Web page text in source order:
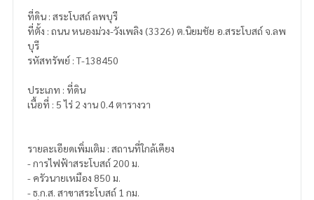
ที่ดิน : สระโบสถ์ ลพบุรี
ที่ตั้ง : ถนน หนองม่วง-วังเพลิง (3326) ต.นิยมชัย อ.สระโบสถ์ จ.ลพ
บุรี
รหัสทรัพย์ : T-138450
ประเภท : ที่ดิน
เนื้อที่ : 5 ไร่ 2 งาน 0.4 ตารางวา
รายละเอียดเพิ่มเติม : สถานที่ใกล้เคียง
- การไฟฟ้าสระโบสถ์ 200 ม.
- ครัวนายเหมือง 850 ม.
- ธ.ก.ส. สาขาสระโบสถ์ 1 กม.